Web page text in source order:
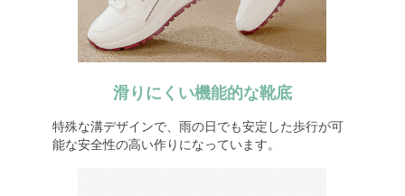
滑りにくい機能的な靴底
特殊な溝デザインで、雨の日でも安定した歩行が可
能な安全性の高い作りになっています。